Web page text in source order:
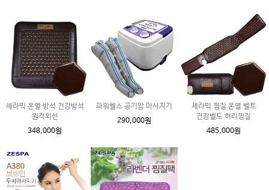
세라믹 온열 방석 건강방석
원적외선
348,000원
파워헬스 공기압 마사지기
290,000원
세라믹 찜질 온열 벨트
건강벨드 허리찜질
485,000원